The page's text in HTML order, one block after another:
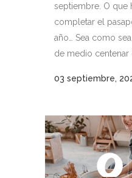
septiembre. O que
completar el
año… Sea como
de medio centenar
03 septiembre,